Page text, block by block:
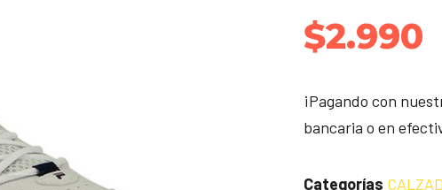
$2.990
¡Pagando con
bancaria o en
Categorías